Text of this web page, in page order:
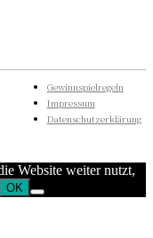
Gewinnspielregeln
Impressum
Datenschutzerklärung
Website weiter nutzt,
OK